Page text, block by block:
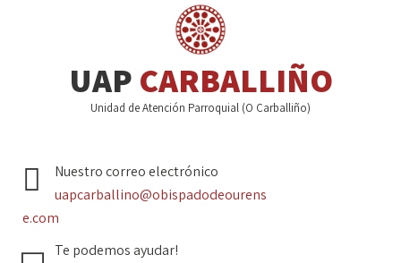
UAP CARBALLIÑO
Unidad de Atención Parroquial (O Carballiño)
Nuestro correo electrónico
uapcarballino@obispadodeourens
e.com
Te podemos ayudar!